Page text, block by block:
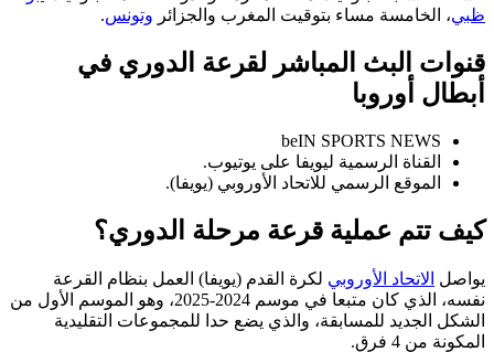
ظبي، الخامسة مساء بتوقيت المغرب والجزائر وتونس.
قنوات البث المباشر لقرعة الدوري في
أبطال أوروبا
beIN SPORTS NEWS
القناة الرسمية ليويفا على يوتيوب.
الموقع الرسمي للاتحاد الأوروبي (يويفا).
كيف تتم عملية قرعة مرحلة الدوري؟
يواصل الاتحاد الأوروبي لكرة القدم (يويفا) العمل بنظام القرعة
نفسه، الذي كان متبعا في موسم 2024-2025، وهو الموسم الأول من
الشكل الجديد للمسابقة، والذي يضع حدا للمجموعات التقليدية
المكونة من 4 فرق.